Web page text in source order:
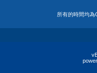
所有的時間均為